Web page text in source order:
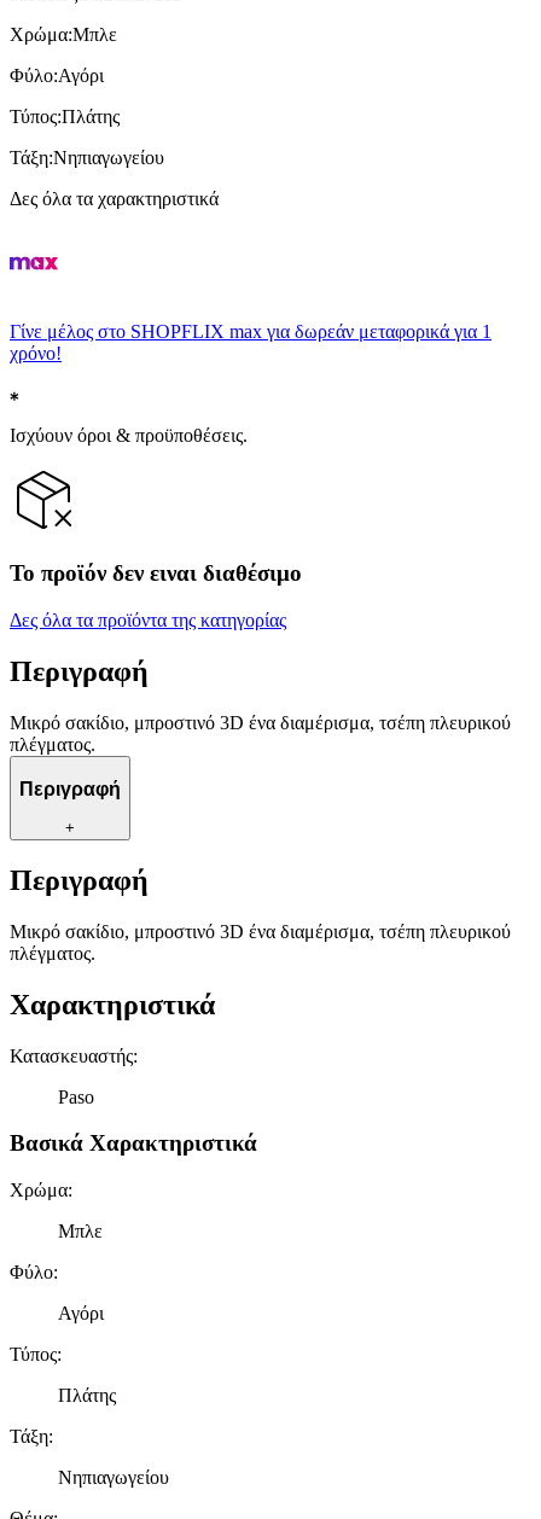
Χρώμα:Μπλε
Φύλο:Αγόρι
Τύπος:Πλάτης
Τάξη:Νηπιαγωγείου
Δες όλα τα χαρακτηριστικά
Γίνε μέλος στο SHOPFLIX max για δωρεάν μεταφορικά για 1
χρόνο!
Ισχύουν όροι & προϋποθέσεις.
Το προϊόν δεν ειναι διαθέσιμο
Δες όλα τα προϊόντα της κατηγορίας
Περιγραφή
Μικρό σακίδιο, μπροστινό 3D ένα διαμέρισμα, τσέπη πλευρικού
πλέγματος.
Περιγραφή
+
Περιγραφή
Μικρό σακίδιο, μπροστινό 3D ένα διαμέρισμα, τσέπη πλευρικού
πλέγματος.
Χαρακτηριστικά
Κατασκευαστής:
Paso
Βασικά Χαρακτηριστικά
Χρώμα:
Μπλε
Φύλο:
Αγόρι
Τύπος:
Πλάτης
Τάξη:
Νηπιαγωγείου